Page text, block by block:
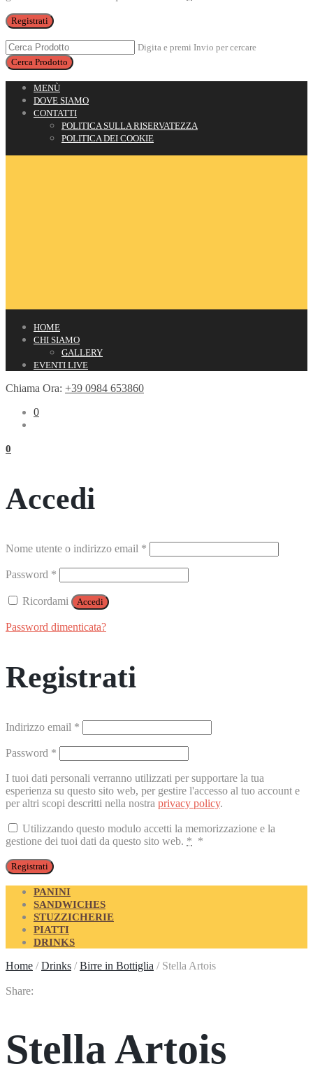
Registrati
Digita e premi Invio per cercare
MENÙ
DOVE SIAMO
CONTATTI
POLITICA SULLA RISERVATEZZA
POLITICA DEI COOKIE
HOME
CHI SIAMO
GALLERY
EVENTI LIVE
Chiama Ora: +39 0984 653860
0
0
Accedi
Nome utente o indirizzo email *
Password *
Ricordami Accedi
Password dimenticata?
Registrati
Indirizzo email *
Password *
I tuoi dati personali verranno utilizzati per supportare la tua
esperienza su questo sito web, per gestire l'accesso al tuo account e
per altri scopi descritti nella nostra privacy policy.
Utilizzando questo modulo accetti la memorizzazione e la
gestione dei tuoi dati da questo sito web. * *
Registrati
PANINI
SANDWICHES
STUZZICHERIE
PIATTI
DRINKS
Home / Drinks / Birre in Bottiglia /Stella Artois
Share:
Stella Artois